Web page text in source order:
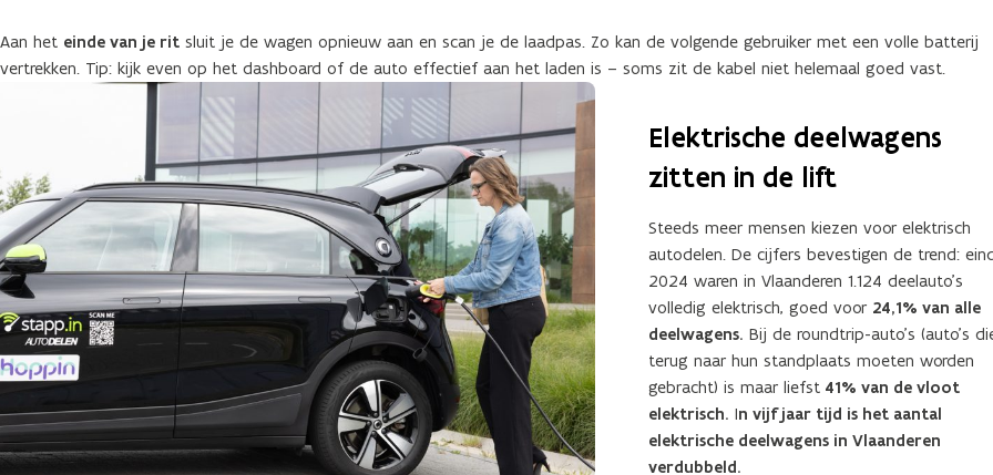
Aan het einde van je rit sluit je de wagen opnieuw aan en scan je de laadpas. Zo kan de volgende gebruiker met een volle batterij
vertrekken. Tip: kijk even op het dashboard of de auto effectief aan het laden is – soms zit de kabel niet helemaal goed vast.
Elektrische deelwagens
zitten in de lift
Steeds meer mensen kiezen voor elektrisch
autodelen. De cijfers bevestigen de trend:
2024 waren in Vlaanderen 1.124 deelauto’s
volledig elektrisch, goed voor 24,1% van alle
deelwagens. Bij de roundtrip-auto’s (auto’s
terug naar hun standplaats moeten worden
gebracht) is maar liefst41% van de vloot
elektrisch. In vijf jaar tijd is het aantal
elektrische deelwagens in Vlaanderen
verdubbeld.